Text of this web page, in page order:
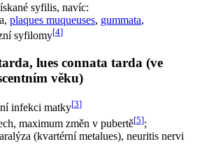
syfilis, navíc:
plaques muqueuses, gummata,
syfilomy[4]
lues connata tarda (ve
věku)
infekci matky[3]
maximum změn v pubertě[5];
(kvartérní metalues), neuritis nervi